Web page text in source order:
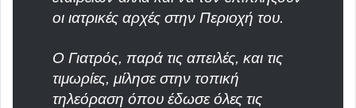
οι ιατρικές αρχές στην Περιοχή του.
Ο Γιατρός, παρά τις απειλές, και τις
τιμωρίες, μίλησε στην τοπική
τηλεόραση όπου έδωσε όλες τις